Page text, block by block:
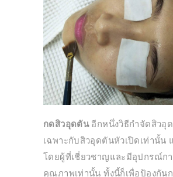
กดสิวอุดตันอีกหนึ่งวิธีกําจัดสิวอุ
เฉพาะกับสิวอุดตันหัวเปิดเท่านั้น
โดยผู้ที่เชี่ยวชาญและมีอุปกรณ์ก
คุณภาพเท่านั้น ทั้งนี้ก็เพื่อป้องกัน